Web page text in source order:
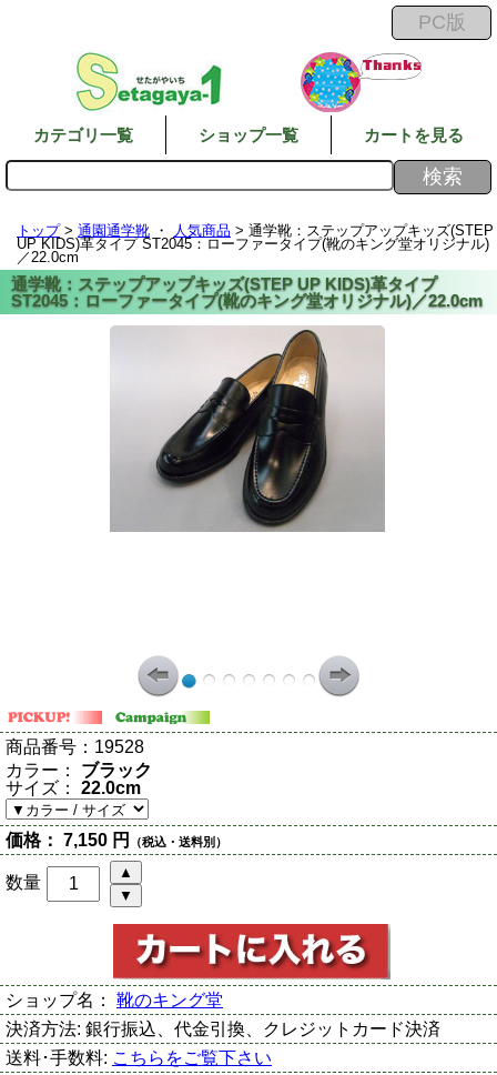
カテゴリ一覧 ショップ一覧 カートを見る
トップ> 通園通学靴 ・ 人気商品 > 通学靴：ステップアップキッズ(STEP
UP KIDS)革タイプ ST2045：ローファータイプ(靴のキング堂オリジナル)
／22.0cm
商品番号： 19528
カラー：
ブラック
サイズ：
22.0cm
価格： 7,150 円 （税込・送料別）
数量
ショップ名： 靴のキング堂
決済方法: 銀行振込、代金引換、クレジットカード決済
送料･手数料: こちらをご覧下さい